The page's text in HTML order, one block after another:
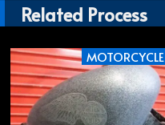
Related Process
MOTORCYCLE